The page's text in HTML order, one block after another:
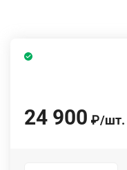
24 900 ₽/шт.